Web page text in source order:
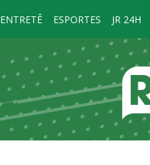
ENTRETÊ ESPORTES JR 24H